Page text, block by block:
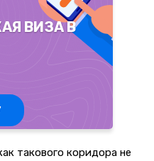
ВИЗА В
такового коридора не